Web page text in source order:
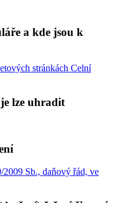
a kde jsou k
stránkách Celní
lze uhradit
2009 Sb., daňový řád, ve